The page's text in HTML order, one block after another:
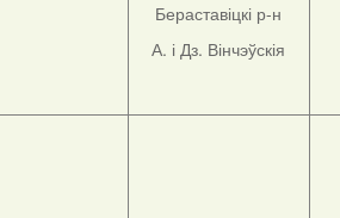
Бераставіцкі р-н
А. і Дз. Вінчэўскія